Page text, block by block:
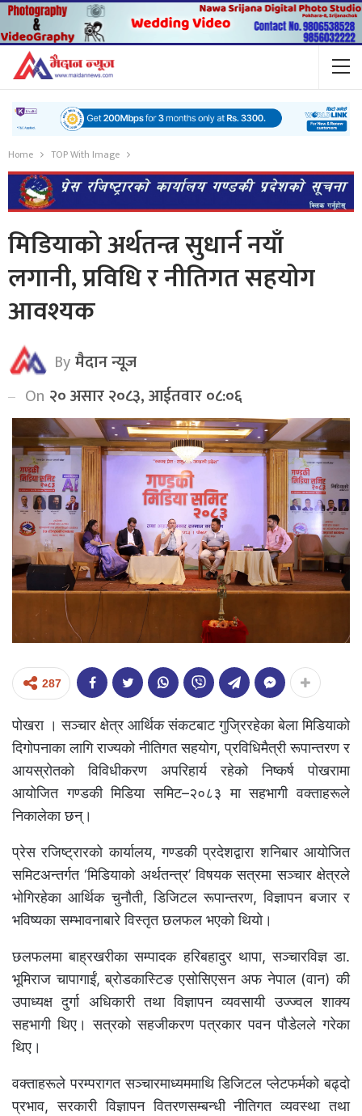
Home TOP With Image
मिडियाको अर्थतन्त्र सुधार्न नयाँ
लगानी, प्रविधि र नीतिगत सहयोग
आवश्यक
Byमैदान न्यूज
On २० असार २०८३, आईतवार ०८:०६
287
पोखरा । सञ्चार क्षेत्र आर्थिक संकटबाट गुज्रिरहेका बेला मिडियाको
दिगोपनाका लागि राज्यको नीतिगत सहयोग, प्रविधिमैत्री रूपान्तरण र
आयस्रोतको विविधीकरण अपरिहार्य रहेको निष्कर्ष पोखरामा
आयोजित गण्डकी मिडिया समिट–२०८३ मा सहभागी वक्ताहरूले
निकालेका छन्।
प्रेस रजिष्ट्रारको कार्यालय, गण्डकी प्रदेशद्वारा शनिबार आयोजित
समिटअन्तर्गत ‘मिडियाको अर्थतन्त्र’ विषयक सत्रमा सञ्चार क्षेत्रले
भोगिरहेका आर्थिक चुनौती, डिजिटल रूपान्तरण, विज्ञापन बजार र
भविष्यका सम्भावनाबारे विस्तृत छलफल भएको थियो।
छलफलमा बाह्रखरीका सम्पादक हरिबहादुर थापा, सञ्चारविज्ञ डा.
भूमिराज चापागाईं, ब्रोडकास्टिङ एसोसिएसन अफ नेपाल (वान) की
उपाध्यक्ष दुर्गा अधिकारी तथा विज्ञापन व्यवसायी उज्ज्वल शाक्य
सहभागी थिए। सत्रको सहजीकरण पत्रकार पवन पौडेलले गरेका
थिए।
वक्ताहरूले परम्परागत सञ्चारमाध्यममाथि डिजिटल प्लेटफर्मको बढ्दो
प्रभाव, सरकारी विज्ञापन वितरणसम्बन्धी नीतिगत व्यवस्था तथा